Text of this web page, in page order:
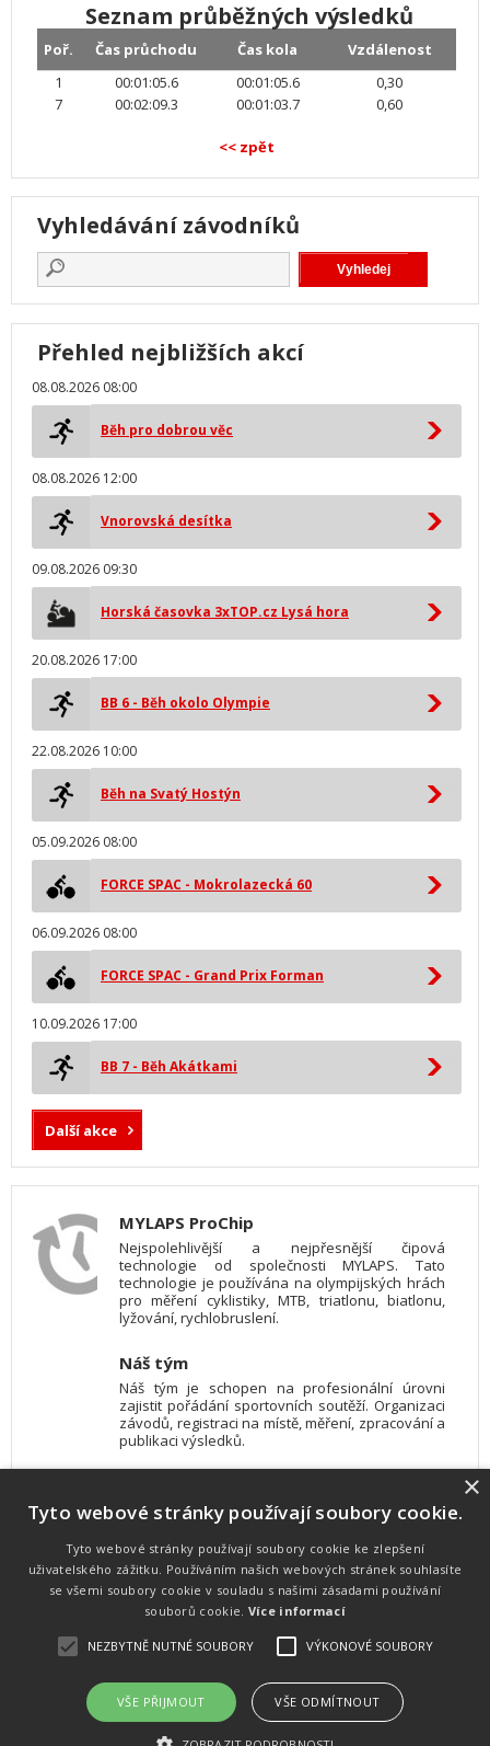
Seznam průběžných výsledků
Poř. Čas průchodu Čas kola
Vzdálenost
1
00:01:05.6 00:01:05.6
0,30
7
00:02:09.3 00:01:03.7 0,60
<< zpět
Vyhledávání závodníků
Přehled nejbližších akcí
08.08.2026 08:00
Běh pro dobrou věc
08.08.2026 12:00
Vnorovská desítka
09.08.2026 09:30
Horská časovka 3xTOP.cz Lysá hora
20.08.2026 17:00
BB 6 - Běh okolo Olympie
22.08.2026 10:00
Běh na Svatý Hostýn
05.09.2026 08:00
FORCE SPAC - Mokrolazecká 60
06.09.2026 08:00
FORCE SPAC - Grand Prix Forman
10.09.2026 17:00
BB 7 - Běh Akátkami
Další akce
MYLAPS ProChip
Nejspolehlivější a nejpřesnější čipová
technologie od společnosti MYLAPS. Tato
technologie je používána na olympijských hrách
pro měření cyklistiky, MTB, triatlonu, biatlonu,
lyžování, rychlobruslení.
Náš tým
Náš tým je schopen na profesionální úrovni
zajistit pořádání sportovních soutěží. Organizaci
závodů, registraci na místě, měření, zpracování a
publikaci výsledků.
Pro měření, zpracování a publikaci výsledků
používáme software vyvinutý na zakázku. Lze
online publikovat výsledky komentátorovi na
obrazovky a s nepatrným zpožděním na
webových stránkách.
souhlasu zakázáno.
Zabýváme se časomírou, výsledkovým servisem na různých malých i velkých sportovních
akcích a také přímo pořádáním sportovních akcí.
×
Tyto webové stránky používají soubory cookie.
Tyto webové stránky používají soubory cookie ke zlepšení
uživatelského zážitku. Používáním našich webových stránek souhlasíte
se všemi soubory cookie v souladu s našimi zásadami používání
souborů cookie. Více informací
NEZBYTNĚ NUTNÉ SOUBORY VÝKONOVÉ SOUBORY
VŠE PŘIJMOUT VŠE ODMÍTNOUT